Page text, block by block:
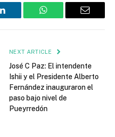
LinkedIn WhatsApp Email
NEXT ARTICLE
José C Paz: El intendente
Ishii y el Presidente Alberto
Fernández inauguraron el
paso bajo nivel de
Pueyrredón